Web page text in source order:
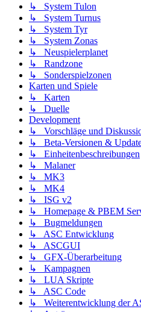
↳ System Tulon
↳ System Turnus
↳ System Tyr
↳ System Zonas
↳ Neuspielerplanet
↳ Randzone
↳ Sonderspielzonen
Karten und Spiele
↳ Karten
↳ Duelle
Development
↳ Vorschläge und
↳ Beta-Versionen &
↳ Einheitenbeschreibungen
↳ Malaner
↳ MK3
↳ MK4
↳ ISG v2
↳ Homepage & PBEM
↳ Bugmeldungen
↳ ASC Entwicklung
↳ ASCGUI
↳ GFX-Überarbeitung
↳ Kampagnen
↳ LUA Skripte
↳ ASC Code
↳ Weiterentwicklung der